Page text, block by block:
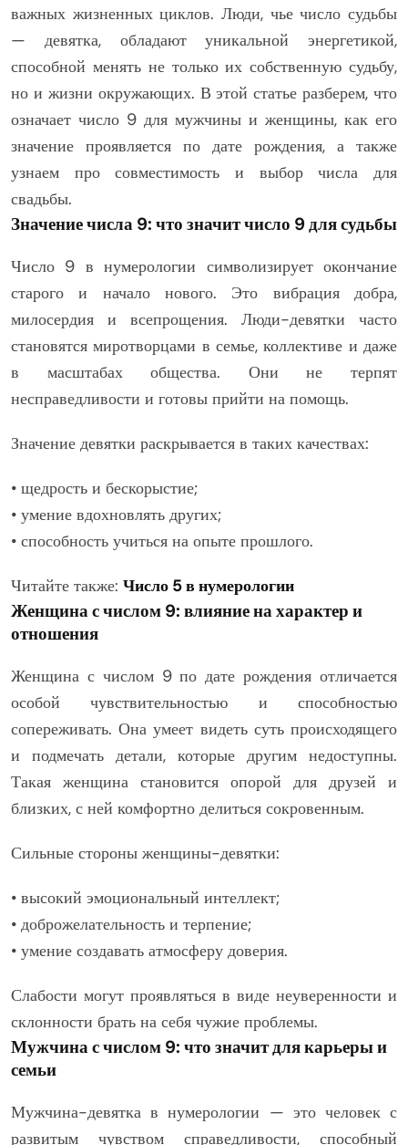
важных жизненных циклов. Люди, чье число судьбы
— девятка, обладают уникальной энергетикой,
способной менять не только их собственную судьбу,
но и жизни окружающих. В этой статье разберем, что
означает число 9 для мужчины и женщины, как его
значение проявляется по дате рождения, а также
узнаем про совместимость и выбор числа для
свадьбы.
Значение числа 9: что значит число 9 для судьбы
Число 9 в нумерологии символизирует окончание
старого и начало нового. Это вибрация добра,
милосердия и всепрощения. Люди-девятки часто
становятся миротворцами в семье, коллективе и даже
в масштабах общества. Они не терпят
несправедливости и готовы прийти на помощь.
Значение девятки раскрывается в таких качествах:
• щедрость и бескорыстие;
• умение вдохновлять других;
• способность учиться на опыте прошлого.
Читайте также: Число 5 в нумерологии
Женщина с числом 9: влияние на характер и
отношения
Женщина с числом 9 по дате рождения отличается
особой чувствительностью и способностью
сопереживать. Она умеет видеть суть происходящего
и подмечать детали, которые другим недоступны.
Такая женщина становится опорой для друзей и
близких, с ней комфортно делиться сокровенным.
Сильные стороны женщины-девятки:
• высокий эмоциональный интеллект;
• доброжелательность и терпение;
• умение создавать атмосферу доверия.
Слабости могут проявляться в виде неуверенности и
склонности брать на себя чужие проблемы.
Мужчина с числом 9: что значит для карьеры и
семьи
Мужчина-девятка в нумерологии — это человек с
развитым чувством справедливости, способный